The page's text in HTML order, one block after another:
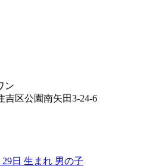
ン
吉区公園南矢田3-24-6
29日 生まれ 男の子